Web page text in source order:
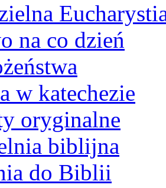
na co dzień
w katechezie
oryginalne
biblijna
do Biblii